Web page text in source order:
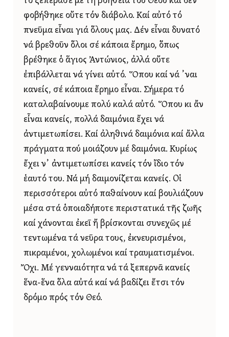
φοβήθηκε οὔτε τόν διάβολο. Καί αὐτό τό
πνεῦμα εἶναι γιά ὅλους μας. Δέν εἶναι δυνατό
νά βρεθοῦν ὅλοι σέ κάποια ἔρημο, ὅπως
βρέθηκε ὁ ἅγιος Ἀντώνιος, ἀλλά οὔτε
ἐπιβάλλεται νά γίνει αὐτό. Ὅπου καί νά ᾿ναι
κανείς, σέ κάποια ἔρημο εἶναι. Σήμερα τό
καταλαβαίνουμε πολύ καλά αὐτό. Ὅπου κι ἄν
εἶναι κανείς, πολλά δαιμόνια ἔχει νά
ἀντιμετωπίσει. Καί ἀληθινά δαιμόνια καί ἄλλα
πράγματα πού μοιάζουν μέ δαιμόνια. Κυρίως
ἔχει ν᾿ ἀντιμετωπίσει κανείς τόν ἴδιο τόν
ἑαυτό του. Νά μή δαιμονίζεται κανείς. Οἱ
περισσότεροι αὐτό παθαίνουν καί βουλιάζουν
μέσα στά ὁποιαδήποτε περιστατικά τῆς ζωῆς
καί χάνονται ἐκεῖ ἤ βρίσκονται συνεχῶς μέ
τεντωμένα τά νεῦρα τους, ἐκνευρισμένοι,
πικραμένοι, χολωμένοι καί τραυματισμένοι.
Ὄχι. Μέ γενναιότητα νά τά ξεπερνᾶ κανείς
ἕνα-ἕνα ὅλα αὐτά καί νά βαδίζει ἔτσι τόν
δρόμο πρός τόν Θεό.